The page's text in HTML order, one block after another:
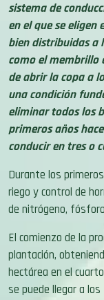
sistema de
en el que se
bien distribuidas a
como el membrillo
de abrir la copa a
una condición
eliminar todos los
primeros años
conducir en tres o
Durante los
riego y control de
de nitrógeno,
El comienzo de la
plantación,
hectárea en el
se puede llegar a